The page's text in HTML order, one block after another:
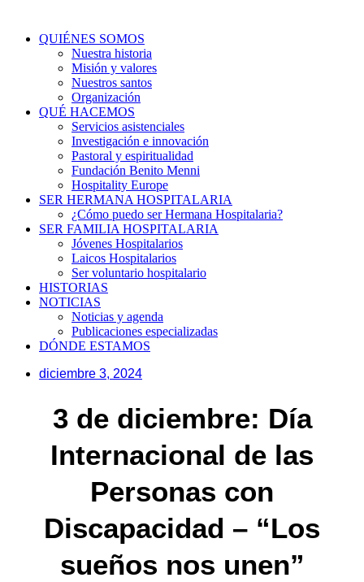
QUIÉNES SOMOS
Nuestra historia
Misión y valores
Nuestros santos
Organización
QUÉ HACEMOS
Servicios asistenciales
Investigación e innovación
Pastoral y espiritualidad
Fundación Benito Menni
Hospitality Europe
SER HERMANA HOSPITALARIA
¿Cómo puedo ser Hermana Hospitalaria?
SER FAMILIA HOSPITALARIA
Jóvenes Hospitalarios
Laicos Hospitalarios
Ser voluntario hospitalario
HISTORIAS
NOTICIAS
Noticias y agenda
Publicaciones especializadas
DÓNDE ESTAMOS
diciembre 3, 2024
3 de diciembre: Día
Internacional de las
Personas con
Discapacidad – “Los
sueños nos unen”